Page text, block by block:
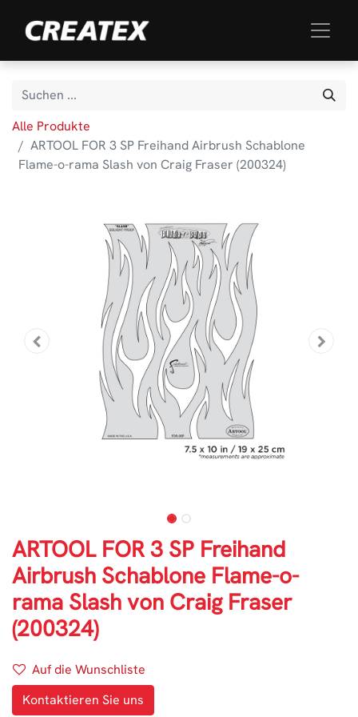
Alle Produkte
ARTOOL FOR 3 SP Freihand Airbrush Schablone
Flame-o-rama Slash von Craig Fraser (200324)
ARTOOL FOR 3 SP Freihand
Airbrush Schablone Flame-o-
rama Slash von Craig Fraser
(200324)
Auf die Wunschliste
Kontaktieren Sie uns